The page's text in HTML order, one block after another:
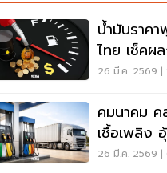
น้ำมันราค
ไทย เช็คผ
ครองชีพ
26 มี.ค. 2569 |
คมนาคม ค
เชื้อเพลิง
น้ำมันแพง
26 มี.ค. 2569 |